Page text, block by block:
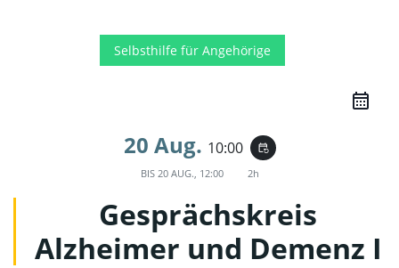
Selbsthilfe für Angehörige
20 Aug. 10:00 event_repeat
BIS 20 AUG., 12:00 2h
Gesprächskreis
Alzheimer und Demenz I